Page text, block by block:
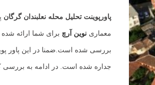
پاورپوینت تحلیل محله نعلبندان گرگان
معماری نوین آرچ برای شما ارائه
بررسی شده است.ضمنا در این پاور
جداره شده است. در ادامه به بررسی